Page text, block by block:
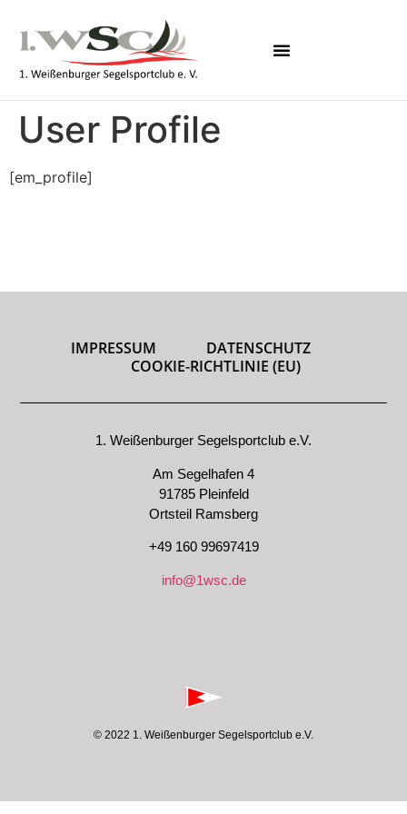
User Profile
[em_profile]
IMPRESSUM
DATENSCHUTZ
COOKIE-RICHTLINIE (EU)
1. Weißenburger Segelsportclub e.V.
Am Segelhafen 4
91785 Pleinfeld
Ortsteil Ramsberg
+49 160 99697419
info@1wsc.de
© 2022 1. Weißenburger Segelsportclub e.V.